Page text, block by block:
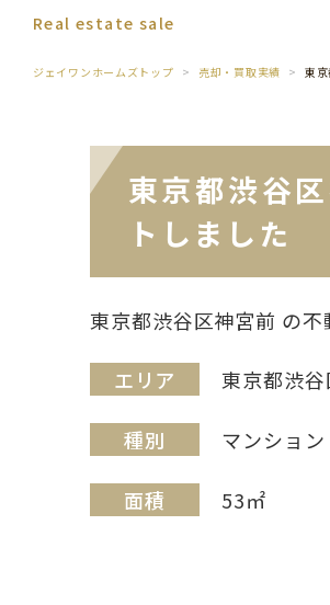
Real estate sale
ジェイワンホームズトップ 売却・買取実績 東
東京都渋谷
トしました
東京都渋谷区神宮前 の不
エリア 東京都渋
種別 マンション
面積 53㎡